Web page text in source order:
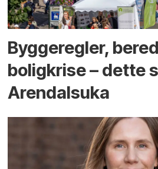
Bygge­regler,
bolig­krise – dette
Arendals­uka